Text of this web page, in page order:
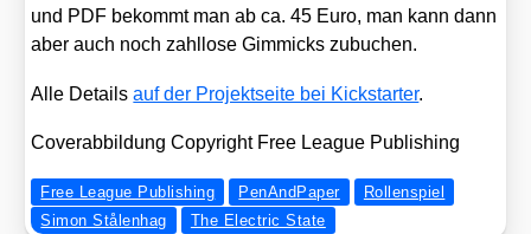
und PDF bekommt man ab ca. 45 Euro, man kann dann
aber auch noch zahl­lo­se Gim­micks zubu­chen.
Alle Detailsauf der Pro­jekt­sei­te bei Kick­star­ter.
Cover­ab­bil­dung Copy­right Free League Publi­shing
Free League Publishing PenAndPaper
Rollenspiel
Simon Stålenhag
The Electric State